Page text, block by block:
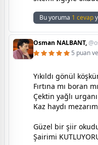
Bu yoruma 1 cevap
Osman NALBANT,
5 puan
Yıkıldı gönül
Fırtına mı boran
Çektin yağlı
Kaz haydı
Güzel bir şiir
Şairimi